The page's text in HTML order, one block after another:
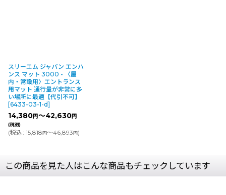
スリーエム ジャパン エンハ
ンス マット 3000 - 〈屋
内・常設用〉エントランス
用マット 通行量が非常に多
い場所に最適【代引不可】
[6433-03-1-d]
14,380円～42,630円
(税別)
(税込: 15,818円～46,893円)
この商品を見た人はこんな商品もチェックしています